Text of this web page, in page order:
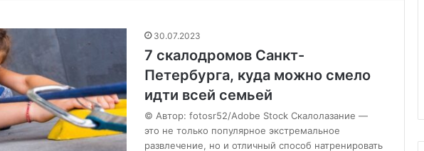
30.07.2023
7 скалодромов Санкт-
Петербурга, куда можно смело
идти всей семьей
© Автор: fotosr52/Adobe Stock Скалолазание —
это не только популярное экстремальное
развлечение, но и отличный способ натренировать
книг
Чему учат моего ребенка герои
любимых книг
еще
мал,
чтобы
его
выражать,
начинаются
мнение, но еще слишком мал,
чтобы его выражать,
начинаются сложности.